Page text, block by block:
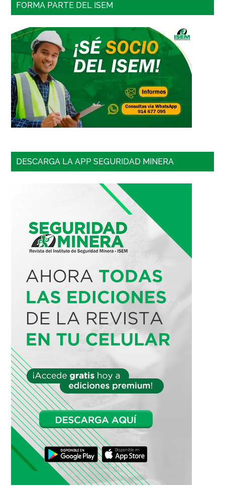
FORMA PARTE DEL ISEM
DESCARGA LA APP SEGURIDAD MINERA